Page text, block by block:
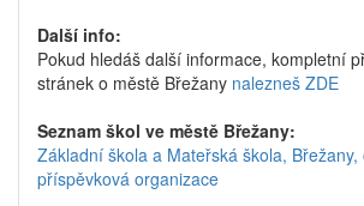
Další info:
Pokud hledáš další informace, kompletní
stránek o městě Břežany nalezneš ZDE
Seznam škol ve městě Břežany:
Základní škola a Mateřská škola,
příspěvková organizace